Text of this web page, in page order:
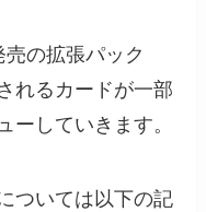
の拡張パック
れるカードが一部
ーしていきます。
ついては以下の記